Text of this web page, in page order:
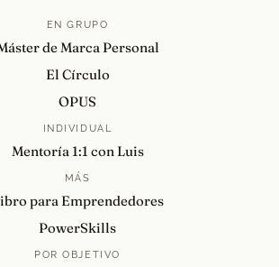
EN GRUPO
de Marca Personal
El Círculo
OPUS
INDIVIDUAL
Mentoría 1:1 con Luis
MÁS
para Emprendedores
PowerSkills
POR OBJETIVO